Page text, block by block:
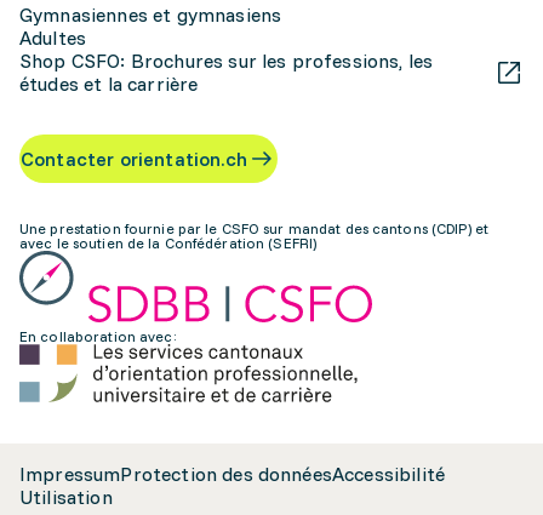
Gymnasiennes et gymnasiens
Adultes
Shop CSFO: Brochures sur les professions, les
études et la carrière
Contacter orientation.ch
Une prestation fournie par le CSFO sur mandat des cantons (CDIP) et
avec le soutien de la Confédération (SEFRI)
En collaboration avec:
ImpressumProtection des donnéesAccessibilité
Utilisation